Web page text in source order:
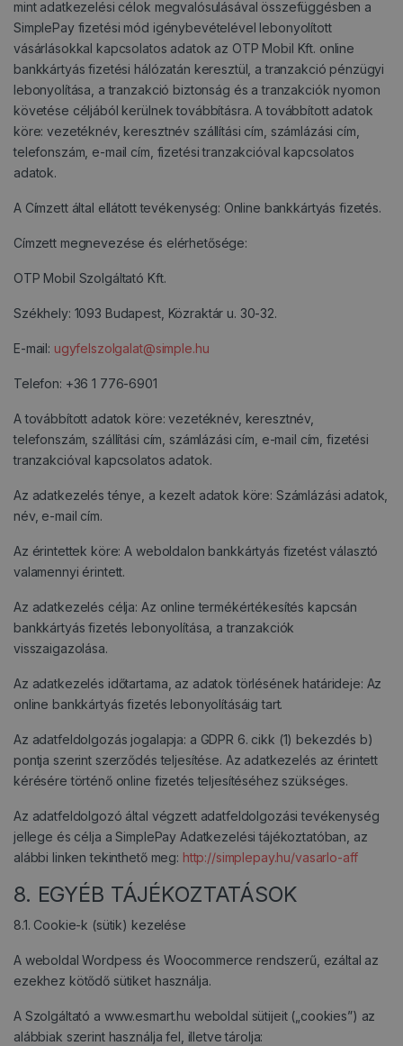
mint adatkezelési célok megvalósulásával összefüggésben a
SimplePay fizetési mód igénybevételével lebonyolított
vásárlásokkal kapcsolatos adatok az OTP Mobil Kft. online
bankkártyás fizetési hálózatán keresztül, a tranzakció pénzügyi
lebonyolítása, a tranzakció biztonság és a tranzakciók nyomon
követése céljából kerülnek továbbításra. A továbbított adatok
köre: vezetéknév, keresztnév szállítási cím, számlázási cím,
telefonszám, e-mail cím, fizetési tranzakcióval kapcsolatos
adatok.
A Címzett által ellátott tevékenység: Online bankkártyás fizetés.
Címzett megnevezése és elérhetősége:
OTP Mobil Szolgáltató Kft.
Székhely: 1093 Budapest, Közraktár u. 30-32.
E-mail: ugyfelszolgalat@simple.hu
Telefon: +36 1 776-6901
A továbbított adatok köre: vezetéknév, keresztnév,
telefonszám, szállítási cím, számlázási cím, e-mail cím, fizetési
tranzakcióval kapcsolatos adatok.
Az adatkezelés ténye, a kezelt adatok köre: Számlázási adatok,
név, e-mail cím.
Az érintettek köre: A weboldalon bankkártyás fizetést választó
valamennyi érintett.
Az adatkezelés célja: Az online termékértékesítés kapcsán
bankkártyás fizetés lebonyolítása, a tranzakciók
visszaigazolása.
Az adatkezelés időtartama, az adatok törlésének határideje: Az
online bankkártyás fizetés lebonyolításáig tart.
Az adatfeldolgozás jogalapja: a GDPR 6. cikk (1) bekezdés b)
pontja szerint szerződés teljesítése. Az adatkezelés az érintett
kérésére történő online fizetés teljesítéséhez szükséges.
Az adatfeldolgozó által végzett adatfeldolgozási tevékenység
jellege és célja a SimplePay Adatkezelési tájékoztatóban, az
alábbi linken tekinthető meg: http://simplepay.hu/vasarlo-aff
8. EGYÉB TÁJÉKOZTATÁSOK
8.1. Cookie-k (sütik) kezelése
A weboldal Wordpess és Woocommerce rendszerű, ezáltal az
ezekhez kötődő sütiket használja.
A Szolgáltató a www.esmart.hu weboldal sütijeit („cookies”) az
alábbiak szerint használja fel, illetve tárolja: